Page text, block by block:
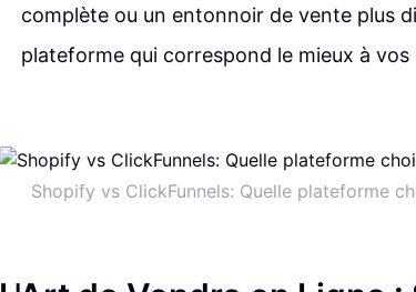
complète ou un entonnoir de vente plus
plateforme qui correspond le mieux à
Shopify vs ClickFunnels: Quelle plateforme